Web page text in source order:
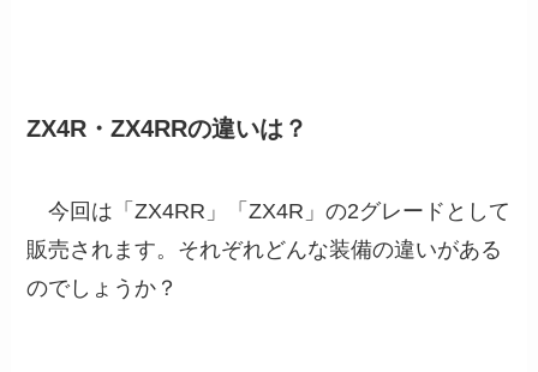
ZX4R・ZX4RRの違いは？
今回は「ZX4RR」「ZX4R」の2グレードとして
販売されます。それぞれどんな装備の違いがある
のでしょうか？